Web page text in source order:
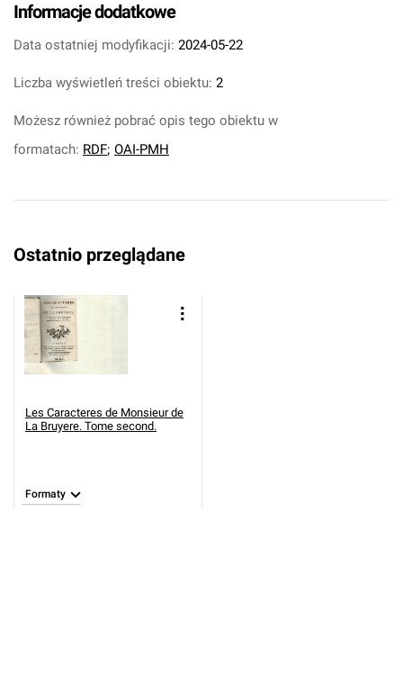
Informacje dodatkowe
Data ostatniej modyfikacji: 2024-05-22
Liczba wyświetleń treści obiektu: 2
Możesz również pobrać opis tego obiektu w
formatach: RDF; OAI-PMH
Ostatnio przeglądane
Les Caracteres de Monsieur de
La Bruyere. Tome second.
Formaty